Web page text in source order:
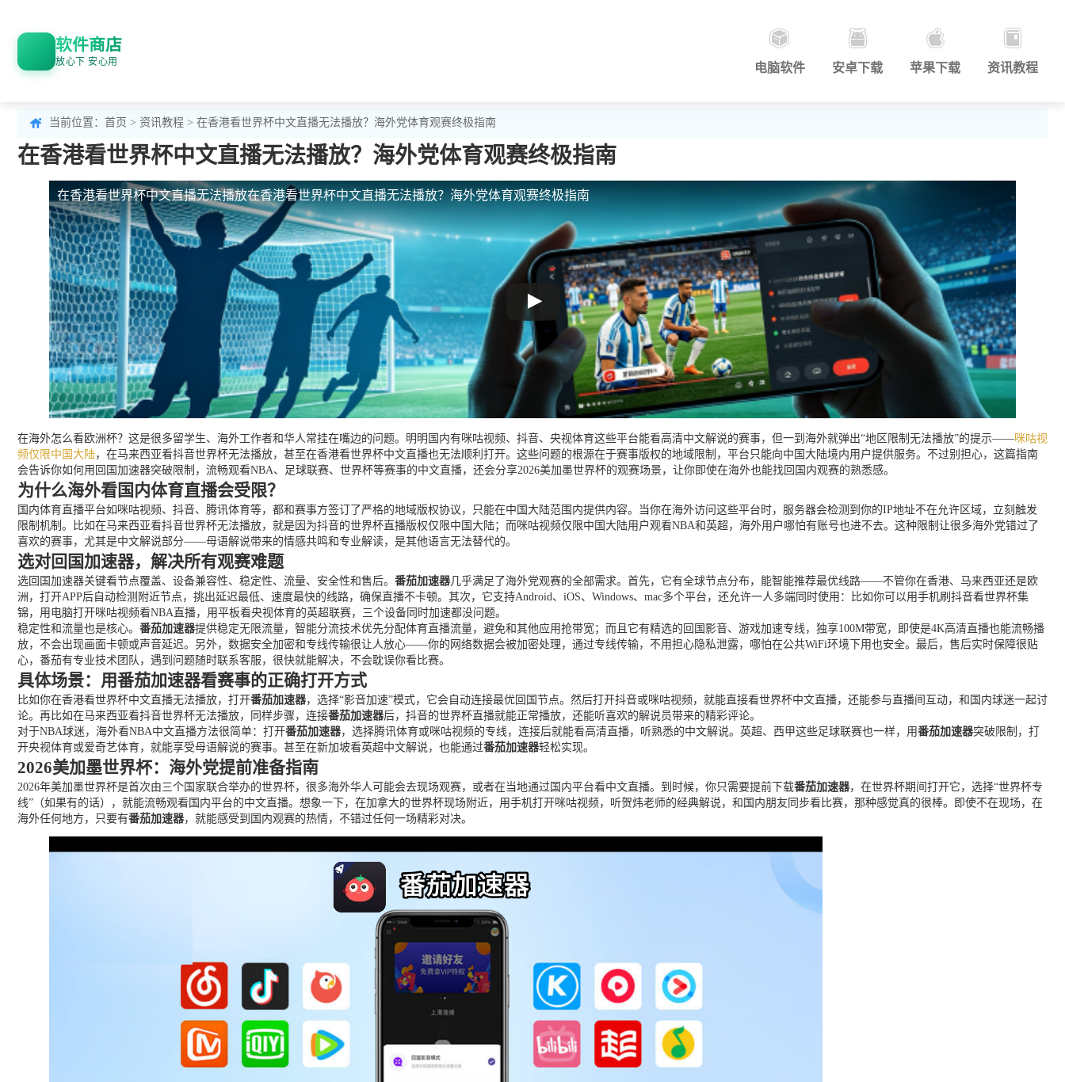
软件商店
放心下 安心用 电脑软件 安卓下载 苹果下载 资讯教程
当前位置： 首页 > 资讯教程 > 在香港看世界杯中文直播无法播放？海外党体育观赛终极指南
在香港看世界杯中文直播无法播放？海外党体育观赛终极指南
在香港看世界杯中文直播无法播放在香港看世界杯中文直播无法播放？海外党体育观赛终极指南
在海外怎么看欧洲杯？这是很多留学生、海外工作者和华人常挂在嘴边的问题。明明国内有咪咕视频、抖音、央视体育这些平台能看高清中文解说的赛事，但一到海外就弹出“地区限制无法播放”的提示——咪咕视
频仅限中国大陆，在马来西亚看抖音世界杯无法播放，甚至在香港看世界杯中文直播也无法顺利打开。这些问题的根源在于赛事版权的地域限制，平台只能向中国大陆境内用户提供服务。不过别担心，这篇指南
会告诉你如何用回国加速器突破限制，流畅观看NBA、足球联赛、世界杯等赛事的中文直播，还会分享2026美加墨世界杯的观赛场景，让你即使在海外也能找回国内观赛的熟悉感。
为什么海外看国内体育直播会受限？
国内体育直播平台如咪咕视频、抖音、腾讯体育等，都和赛事方签订了严格的地域版权协议，只能在中国大陆范围内提供内容。当你在海外访问这些平台时，服务器会检测到你的IP地址不在允许区域，立刻触发
限制机制。比如在马来西亚看抖音世界杯无法播放，就是因为抖音的世界杯直播版权仅限中国大陆；而咪咕视频仅限中国大陆用户观看NBA和英超，海外用户哪怕有账号也进不去。这种限制让很多海外党错过了
喜欢的赛事，尤其是中文解说部分——母语解说带来的情感共鸣和专业解读，是其他语言无法替代的。
选对回国加速器，解决所有观赛难题
选回国加速器关键看节点覆盖、设备兼容性、稳定性、流量、安全性和售后。 番茄加速器几乎满足了海外党观赛的全部需求。首先，它有全球节点分布，能智能推荐最优线路——不管你在香港、马来西亚还是欧
洲，打开APP后自动检测附近节点，挑出延迟最低、速度最快的线路，确保直播不卡顿。其次，它支持Android、iOS、Windows、mac多个平台，还允许一人多端同时使用：比如你可以用手机刷抖音看世界杯集
锦，用电脑打开咪咕视频看NBA直播，用平板看央视体育的英超联赛，三个设备同时加速都没问题。
稳定性和流量也是核心。 番茄加速器提供稳定无限流量，智能分流技术优先分配体育直播流量，避免和其他应用抢带宽；而且它有精选的回国影音、游戏加速专线，独享100M带宽，即使是4K高清直播也能流畅播
放，不会出现画面卡顿或声音延迟。另外，数据安全加密和专线传输很让人放心——你的网络数据会被加密处理，通过专线传输，不用担心隐私泄露，哪怕在公共WiFi环境下用也安全。最后，售后实时保障很贴
心，番茄有专业技术团队，遇到问题随时联系客服，很快就能解决，不会耽误你看比赛。
具体场景：用番茄加速器看赛事的正确打开方式
比如你在香港看世界杯中文直播无法播放，打开番茄加速器，选择“影音加速”模式，它会自动连接最优回国节点。然后打开抖音或咪咕视频，就能直接看世界杯中文直播，还能参与直播间互动，和国内球迷一起讨
论。再比如在马来西亚看抖音世界杯无法播放，同样步骤，连接番茄加速器后，抖音的世界杯直播就能正常播放，还能听喜欢的解说员带来的精彩评论。
对于NBA球迷，海外看NBA中文直播方法很简单：打开番茄加速器，选择腾讯体育或咪咕视频的专线，连接后就能看高清直播，听熟悉的中文解说。英超、西甲这些足球联赛也一样，用番茄加速器突破限制，打
开央视体育或爱奇艺体育，就能享受母语解说的赛事。甚至在新加坡看英超中文解说，也能通过番茄加速器轻松实现。
2026美加墨世界杯：海外党提前准备指南
2026年美加墨世界杯是首次由三个国家联合举办的世界杯，很多海外华人可能会去现场观赛，或者在当地通过国内平台看中文直播。到时候，你只需要提前下载番茄加速器，在世界杯期间打开它，选择“世界杯专
线”（如果有的话），就能流畅观看国内平台的中文直播。想象一下，在加拿大的世界杯现场附近，用手机打开咪咕视频，听贺炜老师的经典解说，和国内朋友同步看比赛，那种感觉真的很棒。即使不在现场，在
海外任何地方，只要有番茄加速器，就能感受到国内观赛的热情，不错过任何一场精彩对决。